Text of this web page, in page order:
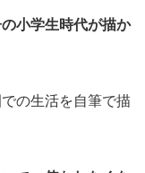
小学生時代が描か
の生活を自筆で描